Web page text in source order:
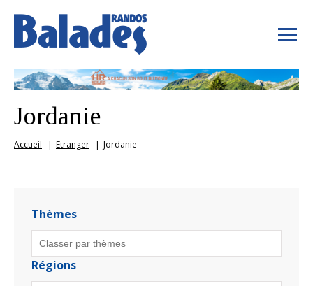
Jordanie
Accueil Etranger Jordanie
Thèmes
Régions